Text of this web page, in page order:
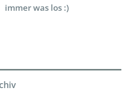
immer was los :)